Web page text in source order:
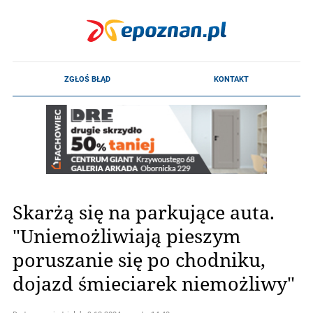
Skarżą się na parkujące auta.
"Uniemożliwiają pieszym
poruszanie się po chodniku,
dojazd śmieciarek niemożliwy"